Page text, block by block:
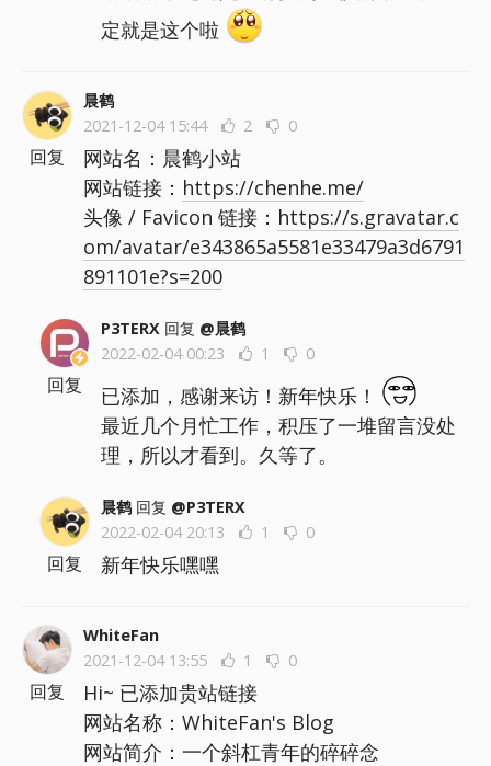
定就是这个啦
晨鹤
2021-12-04 15:44
2 0
网站名：晨鹤小站
网站链接： https://chenhe.me/
头像 / Favicon 链接： https://s.gravatar.c
om/avatar/e343865a5581e33479a3d6791
891101e?s=200
回复
P3TERX 回复 @晨鹤
2022-02-04 00:23
1 0
已添加，感谢来访！新年快乐！
最近几个月忙工作，积压了一堆留言没处
理，所以才看到。久等了。
回复
晨鹤 回复 @P3TERX
2022-02-04 20:13
1 0
新年快乐嘿嘿
回复
WhiteFan
2021-12-04 13:55
1 0
Hi~ 已添加贵站链接
网站名称：WhiteFan's Blog
网站简介：一个斜杠青年的碎碎念
回复